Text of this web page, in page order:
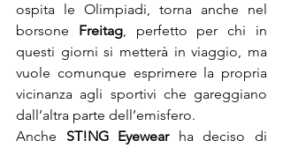
ospita le Olimpiadi, torna anche nel
borsone Freitag, perfetto per chi in
questi giorni si metterà in viaggio, ma
vuole comunque esprimere la propria
vicinanza agli sportivi che gareggiano
dall’altra parte dell’emisfero.
Anche ST!NG Eyewear ha deciso di